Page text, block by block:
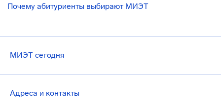
Почему абитуриенты выбирают МИЭТ
МИЭТ сегодня
Адреса и контакты